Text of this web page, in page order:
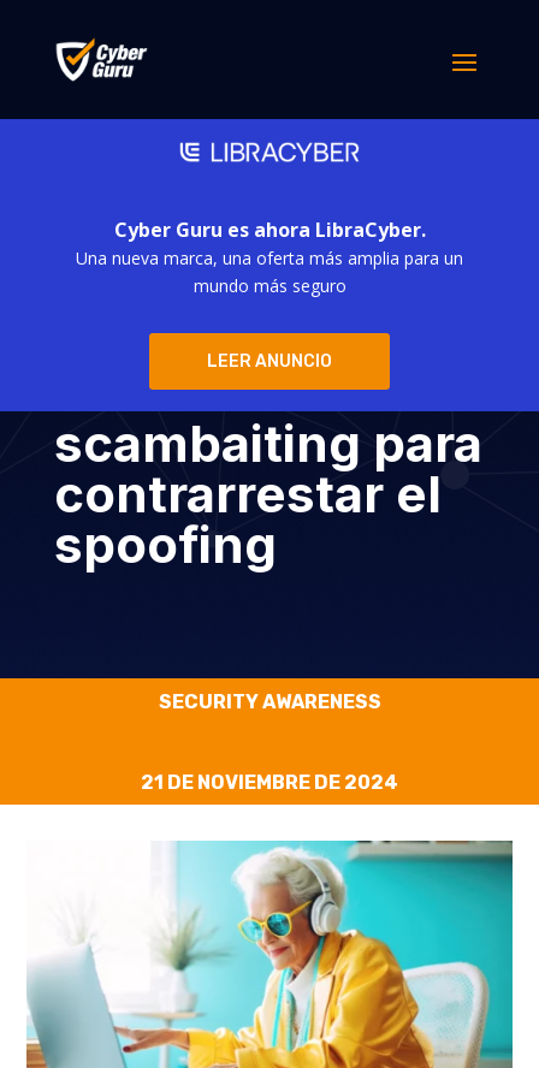
Cyber Guru es ahora LibraCyber.
Una nueva marca, una oferta más amplia para un
mundo más seguro
LEER ANUNCIO
AI Daisy contra
delincuentes:
scambaiting para
contrarrestar el
spoofing
SECURITY AWARENESS
21 DE NOVIEMBRE DE 2024